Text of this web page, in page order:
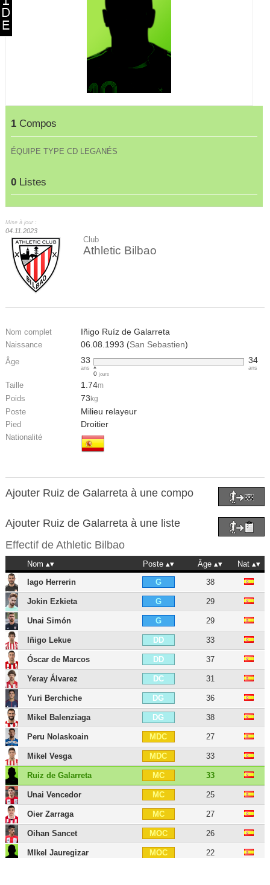
1 Compos
ÉQUIPE TYPE CD LEGANÉS
0 Listes
Mise à jour :
04.11.2023
Club
Athletic Bilbao
Nom complet Iñigo Ruíz de Galarreta
Naissance 06.08.1993 (San Sebastien)
Âge 33
ans
0 jours
34
ans
Taille 1.74m
Poids 73 kg
Poste Milieu relayeur
Pied Droitier
Nationalité
Ajouter Ruiz de Galarreta à une compo
Ajouter Ruiz de Galarreta à une liste
Effectif de Athletic Bilbao
Nom Poste Âge
Nat
Iago Herrerin
G 38
Jokin Ezkieta G 29
Unai Simón G 29
Iñigo Lekue DD 33
Óscar de Marcos DD 37
Yeray Álvarez DC 31
Yuri Berchiche DG 36
Mikel Balenziaga DG 38
Peru Nolaskoain MDC 27
Mikel Vesga MDC 33
Ruiz de Galarreta MC 33
Unai Vencedor MC 25
Oier Zarraga MC 27
Oihan Sancet MOC 26
MIkel Jauregizar MOC 22